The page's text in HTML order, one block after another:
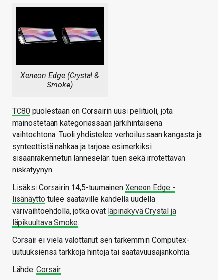
Xeneon Edge (Crystal &
Smoke)
TC80 puolestaan on Corsairin uusi pelituoli, jota
mainostetaan kategoriassaan järkihintaisena
vaihtoehtona. Tuoli yhdistelee verhoilussaan kangasta ja
synteettistä nahkaa ja tarjoaa esimerkiksi
sisäänrakennetun lanneselän tuen sekä irrotettavan
niskatyynyn.
Lisäksi Corsairin 14,5-tuumainen Xeneon Edge -
lisänäyttö tulee saataville kahdella uudella
värivaihtoehdolla, jotka ovat läpinäkyvä Crystal ja
läpikuultava Smoke.
Corsair ei vielä valottanut sen tarkemmin Computex-
uutuuksiensa tarkkoja hintoja tai saatavuusajankohtia.
Lähde: Corsair